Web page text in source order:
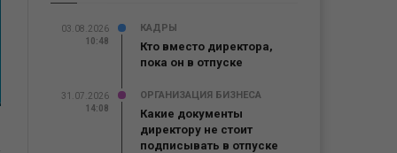
03.08.2026
10:48
КАДРЫ
Кто вместо директора,
пока он в отпуске
31.07.2026
14:08
ОРГАНИЗАЦИЯ БИЗНЕСА
Какие документы
директору не стоит
подписывать в отпуске